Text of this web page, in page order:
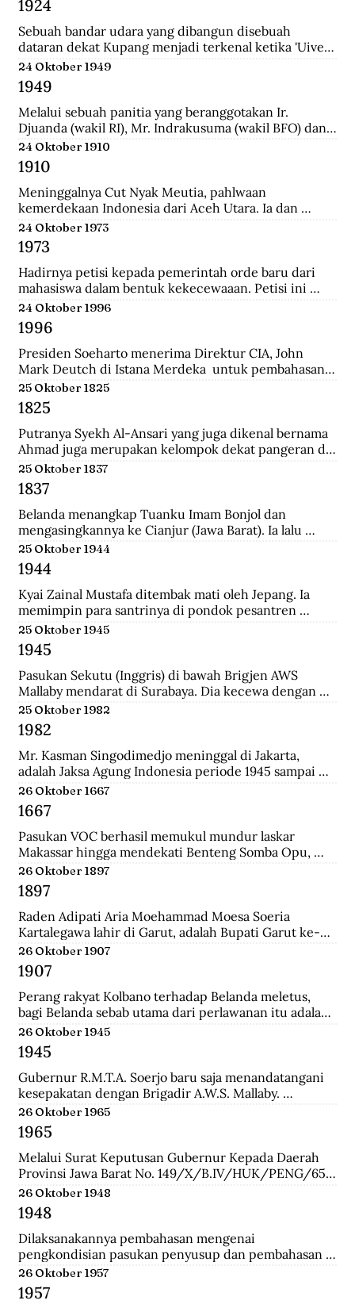
School (HIS) dan MULO di Solo, lalu ke AMS di
Yogyakarta, kemudian mengambil jurusan Teknik Sipil
di Technische Hoogeschool te Bandoeng (sekarang
ITB).
1924
Sebuah bandar udara yang dibangun disebuah
dataran dekat Kupang menjadi terkenal ketika 'Uiver',
pesawat Belanda KLM DC-2 yang sedang dicoba
menerbangi jalur niaga dari London ke Sydney
mendarat di situ untuk mengisi bahan bakar.
24 Oktober 1949
1949
Melalui sebuah panitia yang beranggotakan Ir.
Djuanda (wakil RI), Mr. Indrakusuma (wakil BFO) dan
Hirschfeld (wakil Belanda), membuat perjanjian
bahwa RIS akan mengambil alih pijaman-pinjaman
Hindia Belanda yang semuanya berjumlah 4.300 juta
gulden.
24 Oktober 1910
1910
Meninggalnya Cut Nyak Meutia, pahlwaan
kemerdekaan Indonesia dari Aceh Utara. Ia dan
pasukannya terus melakukan perlawanan dengan
menyerang dan merampas pos kolonial di wilaya Gayo
yang melewati hutan.
24 Oktober 1973
1973
Hadirnya petisi kepada pemerintah orde baru dari
mahasiswa dalam bentuk kekecewaaan. Petisi ini
dipicu karena adanya penyelewengan yang dilakukan
oleh pemerintah dan korupsi yang besar.
24 Oktober 1996
1996
Presiden Soeharto menerima Direktur CIA, John
Mark Deutch di Istana Merdeka  untuk pembahasan
perkembangan Indonesia.
25 Oktober 1825
1825
Putranya Syekh Al-Ansari yang juga dikenal bernama
Ahmad juga merupakan kelompok dekat pangeran di
Tegalrejo sebelum Perang Jawa dan tewas
mempertahankan markas Diponegoro di Selarong.
25 Oktober 1837
1837
Belanda menangkap Tuanku Imam Bonjol dan
mengasingkannya ke Cianjur (Jawa Barat). Ia lalu
dipindahkan ke Ambon (Maluku), terus ke Manado
(Sulawesi Utara) sampai wafat.
25 Oktober 1944
1944
Kyai Zainal Mustafa ditembak mati oleh Jepang. Ia
memimpin para santrinya di pondok pesantren
Sukamanah, menghadapi serangan pihak jepang.
Peristiwa itu dipicu oleh kedatangan empat opsir
Jepang ke pondok sehari sebelumnya untuk
membawa Kyai  Zainal menghadap pemerintah
Jepang di Tasikmalaya.
25 Oktober 1945
1945
Pasukan Sekutu (Inggris) di bawah Brigjen AWS
Mallaby mendarat di Surabaya. Dia kecewa dengan
keputusan para petinggi Sekutu terhadap rakyat
Surabaya.
25 Oktober 1982
1982
Mr. Kasman Singodimedjo meninggal di Jakarta,
adalah Jaksa Agung Indonesia periode 1945 sampai
1946 dan juga mantan Menteri Muda Kehakiman pada
Kabinet Amir Sjarifuddin II. Selain itu ia juga adalah
Ketua KNIP (Komite Nasional Indonesia Pusat) yang
menjadi cikal bakal dari DPR.
26 Oktober 1667
1667
Pasukan VOC berhasil memukul mundur laskar
Makassar hingga mendekati Benteng Somba Opu,
istana Sultan Hassanudin, bahkan pasukan yang
dipimpin Cornelis Speelman sudah sampai di depan
pintu benteng. Gowa mengalami kekalahan dalam
peperangan. Speelman dan Arung Palakka merasa
bahwa inilah saat untuk menawarkan perundingan
kepada Sultan Hasanuddin.
26 Oktober 1897
1897
Raden Adipati Aria Moehammad Moesa Soeria
Kartalegawa lahir di Garut, adalah Bupati Garut ke-6
yang menjabat dari tahun 1929-1944. Moesa Soeria
Kartalegawa mempelopori pendirian Partai Rakyat
Pasundan (PRP) pada tahun 1946 dan Negara
Pasundan pada tahun 1947.
26 Oktober 1907
1907
Perang rakyat Kolbano terhadap Belanda meletus,
bagi Belanda sebab utama dari perlawanan itu adalah
terbunuhnya 19 serdadu dan beberapa orang sipil
Belanda oleh Boi Kapitan dan anak buahnya.
26 Oktober 1945
1945
Gubernur R.M.T.A. Soerjo baru saja menandatangani
kesepakatan dengan Brigadir A.W.S. Mallaby.
Pertemuan yang terbilang sukses itu melahirkan
empat kesepakatan: 1. Pihak Inggris (baca:Sekutu)
mengakui keberadaan Republik Indonesia sebatas
distrik Surabaya. 2. Pihak Inggris tidak akan
membawa masuk pasukan Belanda dan tidak ada
pasukan Belanda yang disusupkan pada pasukan
Inggris yang mendarat di Surabaya. 3. Pasukan Inggris
hanya dibolehkan berada pada radius 800 meter dari
pelabuhan. 4. Untuk memperlancar komunikasi
antara pihak Inggris dengan Republik dalam
keseharian, maka dibentuk Biro Kontak
beranggotakan perwakilan dari kedua belah pihak.
26 Oktober 1965
1965
Melalui Surat Keputusan Gubernur Kepada Daerah
Provinsi Jawa Barat No. 149/X/B.IV/HUK/PENG/65,
Mashudi memberhentikan sementara waktu delapan
anggota PKI yang duduk dalam DPRD-GR. Mereka
adalah Suharna Affandi, Abbas Usman, Akhmad
Suganda, Enok Rokhayati, Mustofa, Cece Suryadi,
Sukra Prawira Sentana, dan Suhlan Sujana.
26 Oktober 1948
1948
Dilaksanakannya pembahasan mengenai
pengkondisian pasukan penyusup dan pembahasan
taktik untuk melawan pasukan Negara Pasundan dan
DI/TII.
26 Oktober 1957
1957